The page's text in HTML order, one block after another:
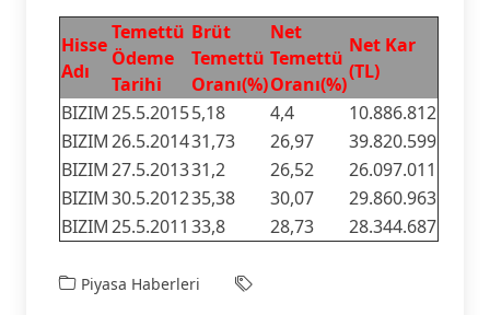
Hisse
Adı
Temettü
Ödeme
Tarihi
Brüt
Temettü
Oranı(%)
Net
Temettü
Oranı(%)
Net Kar
(TL)
BIZIM25.5.20155,18 4,4
10.886.812
BIZIM26.5.201431,73 26,97
39.820.599
BIZIM27.5.201331,2 26,52
26.097.011
BIZIM30.5.201235,38 30,07
29.860.963
BIZIM25.5.2011 33,8 28,73 28.344.687
Piyasa Haberleri